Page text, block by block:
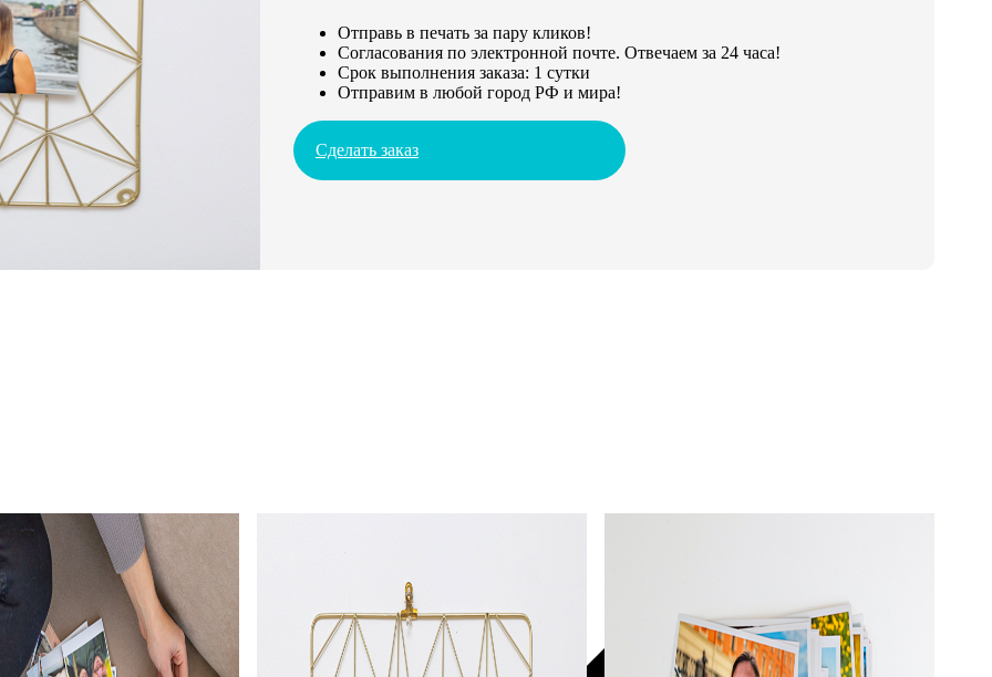
Отправь в печать за пару кликов!
Согласования по электронной почте. Отвечаем за 24 часа!
Срок выполнения заказа: 1 сутки
Отправим в любой город РФ и мира!
Сделать заказ